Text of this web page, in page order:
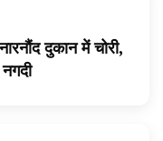
दुकान में चोरी,